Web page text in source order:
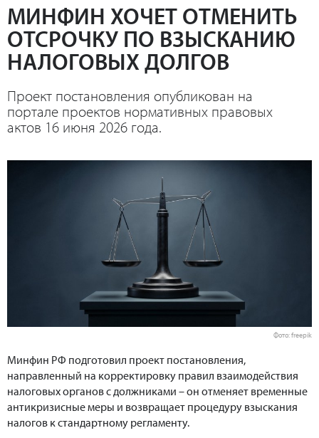
МИНФИН ХОЧЕТ ОТМЕНИТЬ
ОТСРОЧКУ ПО ВЗЫСКАНИЮ
НАЛОГОВЫХ ДОЛГОВ
Проект постановления опубликован на
портале проектов нормативных правовых
актов 16 июня 2026 года.
Фото: freepik
Минфин РФ подготовил проект постановления,
направленный на корректировку правил взаимодействия
налоговых органов с должниками – он отменяет временные
антикризисные меры и возвращает процедуру взыскания
налогов к стандартному регламенту.